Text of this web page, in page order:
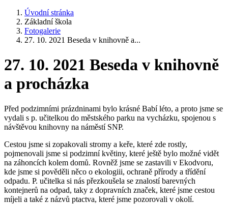
Úvodní stránka
Základní škola
Fotogalerie
27. 10. 2021 Beseda v knihovně a...
27. 10. 2021 Beseda v knihovně
a procházka
Před podzimními prázdninami bylo krásné Babí léto, a proto jsme se
vydali s p. učitelkou do městského parku na vycházku, spojenou s
návštěvou knihovny na náměstí SNP.
Cestou jsme si zopakovali stromy a keře, které zde rostly,
pojmenovali jsme si podzimní květiny, které ještě bylo možné vidět
na záhoncích kolem domů. Rovněž jsme se zastavili v Ekodvoru,
kde jsme si pověděli něco o ekologiii, ochraně přírody a třídění
odpadu. P. učitelka si nás přezkoušela se znalostí barevných
kontejnerů na odpad, taky z dopravních značek, které jsme cestou
míjeli a také z názvů ptactva, které jsme pozorovali v okolí.